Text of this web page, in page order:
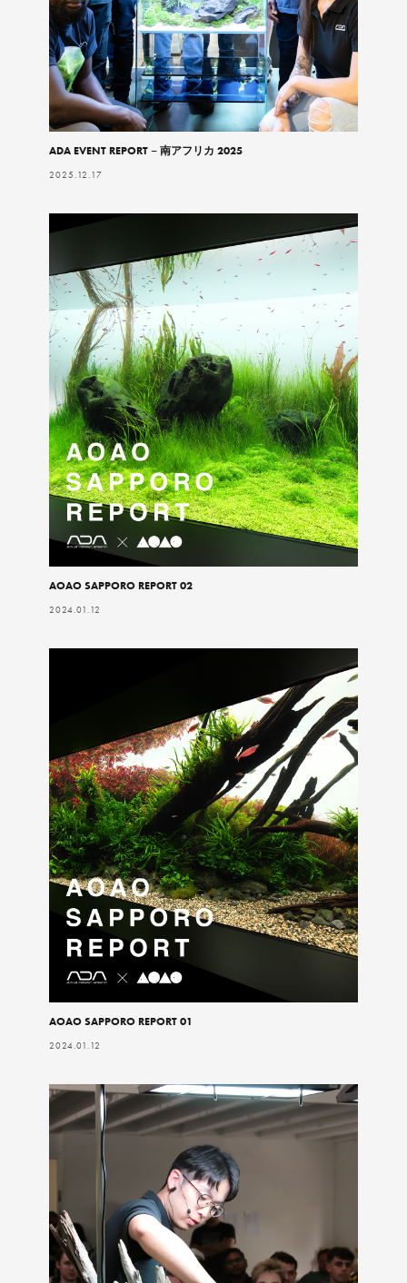
ADA EVENT REPORT – 南アフリカ 2025
2025.12.17
AOAO SAPPORO REPORT 02
2024.01.12
AOAO SAPPORO REPORT 01
2024.01.12